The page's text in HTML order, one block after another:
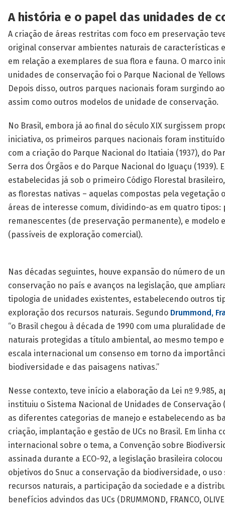
A história e o papel das unidades de
A criação de áreas restritas com foco em preservação
original conservar ambientes naturais de características
em relação a exemplares de sua flora e fauna. O marco
unidades de conservação foi o Parque Nacional de
Depois disso, outros parques nacionais foram surgindo
assim como outros modelos de unidade de conservação.
No Brasil, embora já ao final do século XIX surgissem
iniciativa, os primeiros parques nacionais foram
com a criação do Parque Nacional do Itatiaia (1937), do
Serra dos Órgãos e do Parque Nacional do Iguaçu (1939).
estabelecidas já sob o primeiro Código Florestal
as florestas nativas – aquelas compostas pela vegetação
áreas de interesse comum, dividindo-as em quatro tipos:
remanescentes (de preservação permanente), e modelo
(passíveis de exploração comercial).
Nas décadas seguintes, houve expansão do número de
conservação no país e avanços na legislação, que
tipologia de unidades existentes, estabelecendo outros
exploração dos recursos naturais. Segundo Drummond,
“o Brasil chegou à década de 1990 com uma pluralidade
naturais protegidas a título ambiental, ao mesmo tempo
escala internacional um consenso em torno da
biodiversidade e das paisagens nativas.”
Nesse contexto, teve início a elaboração da Lei nº 9.985,
instituiu o Sistema Nacional de Unidades de Conservação
as diferentes categorias de manejo e estabelecendo as
criação, implantação e gestão de UCs no Brasil. Em linha
internacional sobre o tema, a Convenção sobre
assinada durante a ECO-92, a legislação brasileira
objetivos do Snuc a conservação da biodiversidade, o
recursos naturais, a participação da sociedade e a
benefícios advindos das UCs (DRUMMOND, FRANCO,